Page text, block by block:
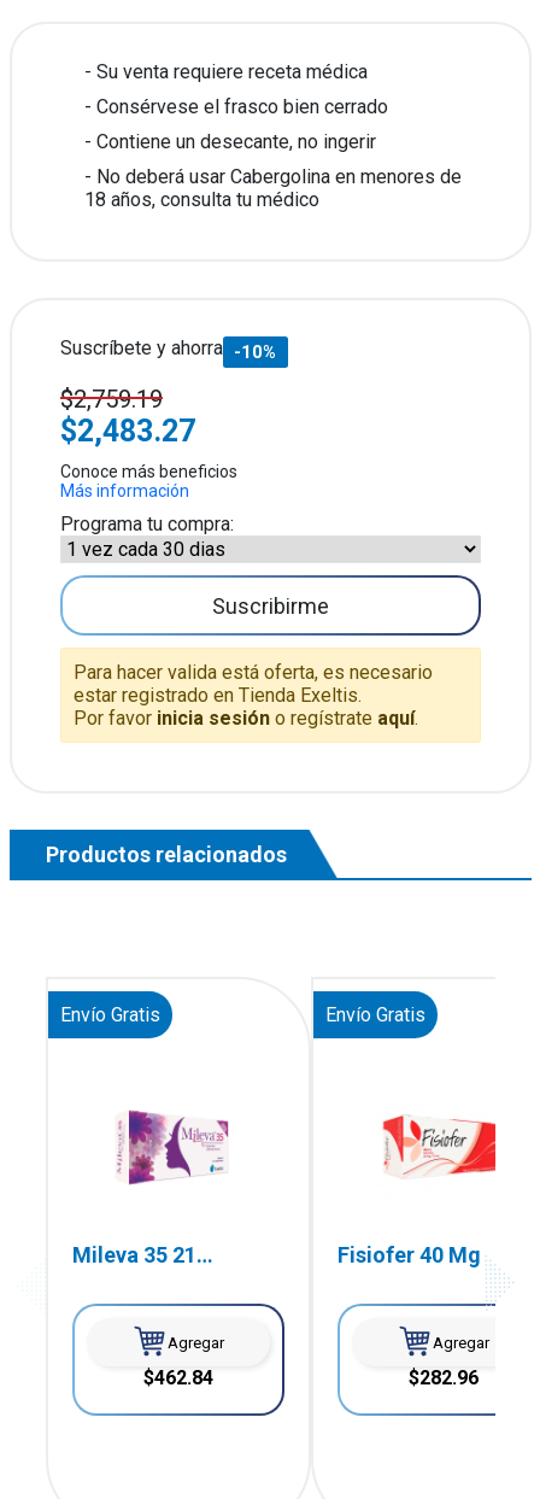
Su venta requiere receta médica
Consérvese el frasco bien cerrado
Contiene un desecante, no ingerir
No deberá usar Cabergolina en menores de
18 años, consulta tu médico
Suscríbete y ahorra -10%
$2,759.19
$2,483.27
Conoce más beneficios
Más información
Programa tu compra:
Suscribirme
Para hacer valida está oferta, es necesario
estar registrado en Tienda Exeltis.
Por favor inicia sesióno regístrate aquí.
Productos relacionados
Envío Gratis
Mileva 35 21
Agregar
$462.84
Envío Gratis
Fisiofer 40 Mg
Agregar
$282.96